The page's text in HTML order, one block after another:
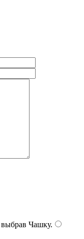
Чашку.